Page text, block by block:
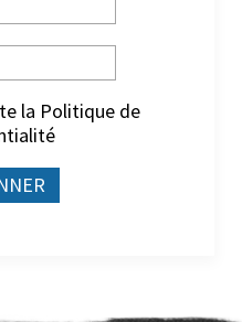
la Politique de